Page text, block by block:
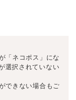
「ネコポス」にな
選択されていない
できない場合もご